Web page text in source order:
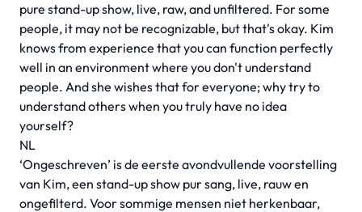
pure stand-up show, live, raw, and unfiltered. For some
people, it may not be recognizable, but that's okay. Kim
knows from experience that you can function perfectly
well in an environment where you don't understand
people. And she wishes that for everyone; why try to
understand others when you truly have no idea
yourself?
NL
‘Ongeschreven’ is de eerste avondvullende voorstelling
van Kim, een stand-up show pur sang, live, rauw en
ongefilterd. Voor sommige mensen niet herkenbaar,